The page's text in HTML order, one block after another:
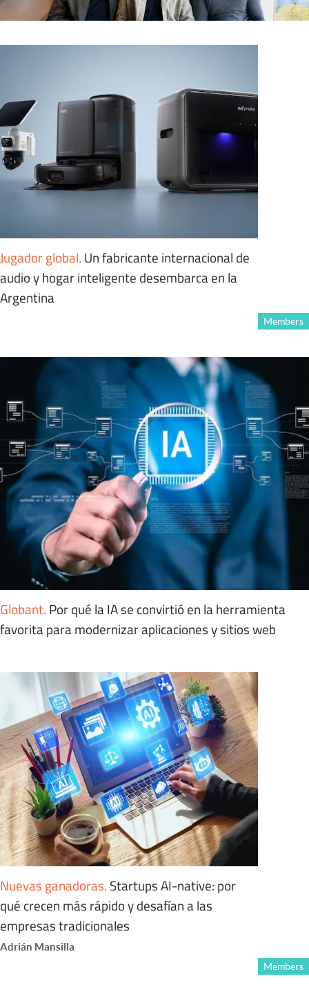
Jugador global. Un fabricante internacional de
audio y hogar inteligente desembarca en la
Argentina
Members
Globant. Por qué la IA se convirtió en la herramienta
favorita para modernizar aplicaciones y sitios web
Nuevas ganadoras. Startups AI-native: por
qué crecen más rápido y desafían a las
empresas tradicionales
Adrián Mansilla
Members